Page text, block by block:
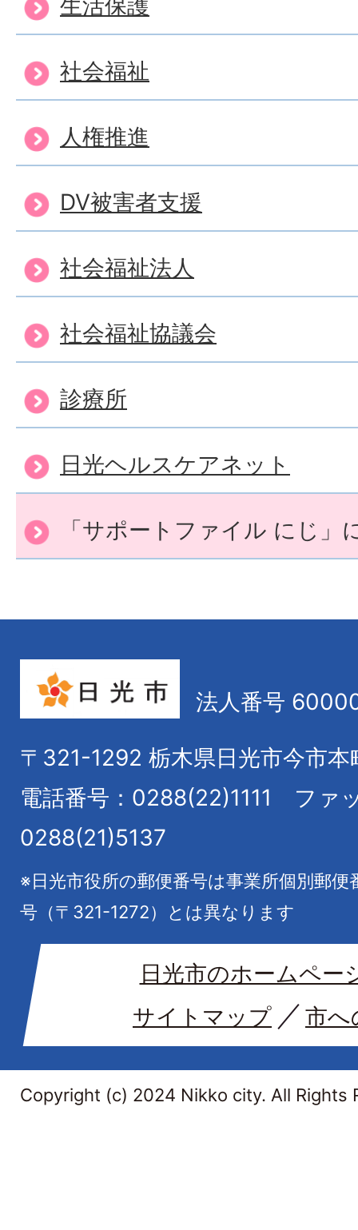
生活保護
社会福祉
人権推進
DV被害者支援
社会福祉法人
社会福祉協議会
診療所
日光ヘルスケアネット
「サポートファイル にじ」
法人番号
〒321-1292 栃木県日光市今市本
電話番号：0288(22)1111
ファ
0288(21)5137
※日光市役所の郵便番号は事業所個別郵
号（〒321-1272）とは異なります
日光市のホームペー
サイトマップ
市へ
Copyright (c) 2024 Nikko city. All Rights